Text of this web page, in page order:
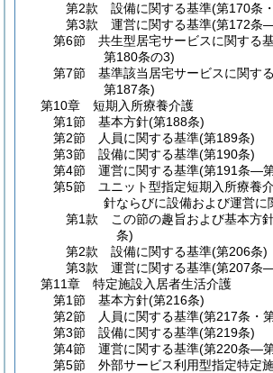
第2款
設備に関する基準(第170条
第3款
運営に関する基準(第172条
第6節
共生型居宅サービスに関する
第180条の3)
第7節
基準該当居宅サービスに関す
第187条)
第10章
短期入所療養介護
第1節
基本方針(第188条)
第2節
人員に関する基準(第189条)
第3節
設備に関する基準(第190条)
第4節
運営に関する基準(第191条―
第5節
ユニット型指定短期入所療養
針ならびに設備および運営に
第1款
この節の趣旨および基本方
条)
第2款
設備に関する基準(第206条)
第3款
運営に関する基準(第207条
第11章
特定施設入居者生活介護
第1節
基本方針(第216条)
第2節
人員に関する基準(第217条・
第3節
設備に関する基準(第219条)
第4節
運営に関する基準(第220条―
第5節
外部サービス利用型指定特定